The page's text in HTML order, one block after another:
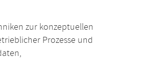
zur konzeptuellen
Prozesse und